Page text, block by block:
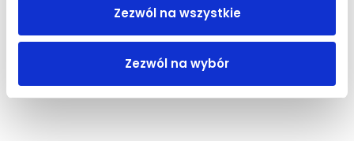
Zezwól na wszystkie
Zezwól na wybór